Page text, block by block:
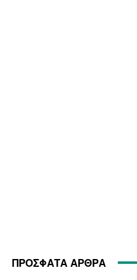
ΠΡΟΣΦΑΤΑ ΑΡΘΡΑ